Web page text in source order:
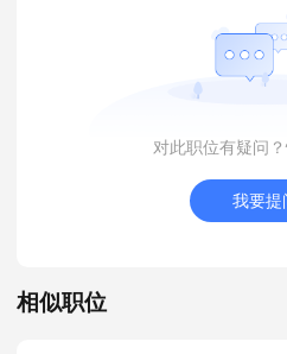
对此职位有疑问
我要提
相似职位